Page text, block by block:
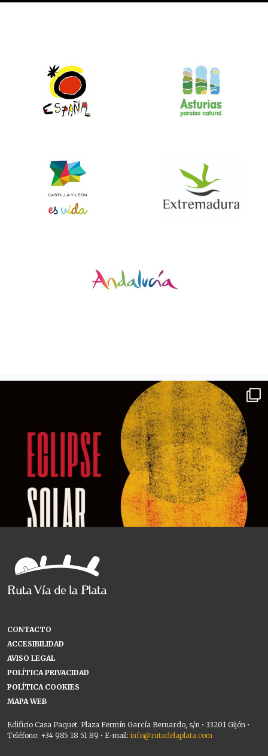
CONTACTO
ACCESIBILIDAD
AVISO LEGAL
POLÍTICA PRIVACIDAD
POLÍTICA COOKIES
MAPA WEB
Edificio Casa Paquet. Plaza Fermín García Bernardo, s/n • 33201 Gijón •
Teléfono: +34 985 18 51 89 • E-mail: info@rutadelaplata.com